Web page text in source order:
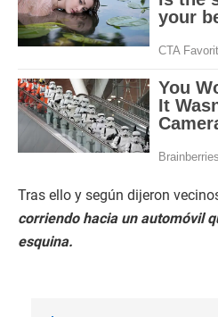
Tras ello y según dijeron
corriendo hacia un automóvil
esquina.